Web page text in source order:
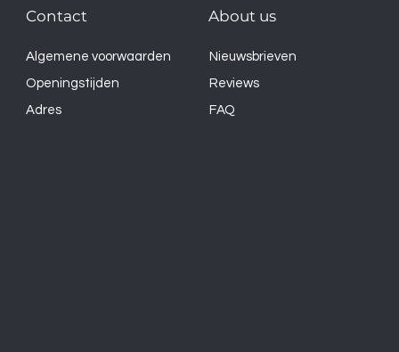
About us
Nieuwsbrieven
Reviews
FAQ
Contact
Algemene voorwaarden
Openingstijden
Adres